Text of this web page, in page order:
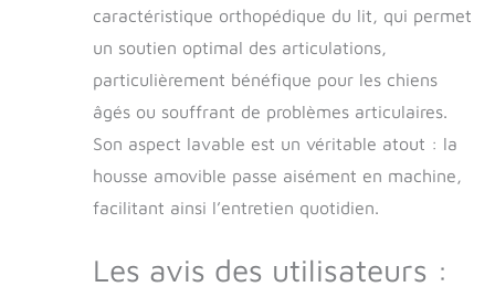
tous les deux
immergés dans la
chaleur et le confort
de ce lit homme-
chien, cela renforce
le lien entre vous et
animal. Détente
dans le confort :
l'étreinte
chaleureuse de
caractéristique orthopédique du lit, qui permet
un soutien optimal des articulations,
particulièrement bénéfique pour les chiens
âgés ou souffrant de problèmes articulaires.
Son aspect lavable est un véritable atout : la
housse amovible passe aisément en machine,
facilitant ainsi l’entretien quotidien.
Les avis des utilisateurs :